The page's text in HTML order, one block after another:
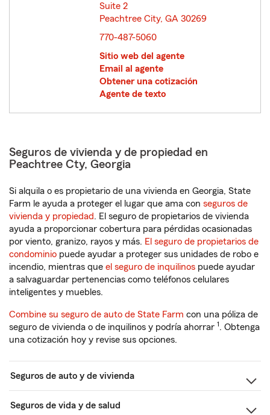
Suite 2
Peachtree City, GA 30269
770-487-5060
Sitio web del agente
Email al agente
Obtener una cotización
Agente de texto
Seguros de vivienda y de propiedad en
Peachtree Cty, Georgia
Si alquila o es propietario de una vivienda en Georgia, State
Farm le ayuda a proteger el lugar que ama con seguros de
vivienda y propiedad. El seguro de propietarios de vivienda
ayuda a proporcionar cobertura para pérdidas ocasionadas
por viento, granizo, rayos y más. El seguro de propietarios de
condominio puede ayudar a proteger sus unidades de robo e
incendio, mientras que el seguro de inquilinos puede ayudar
a salvaguardar pertenencias como teléfonos celulares
inteligentes y muebles.
Combine su seguro de auto de State Farm con una póliza de
seguro de vivienda o de inquilinos y podría ahorrar 1. Obtenga
una cotización hoy y revise sus opciones.
Seguros de auto y de vivienda
Seguros de vida y de salud